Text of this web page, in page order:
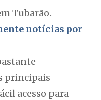
Tubarão.
notícias por
principais
acesso para